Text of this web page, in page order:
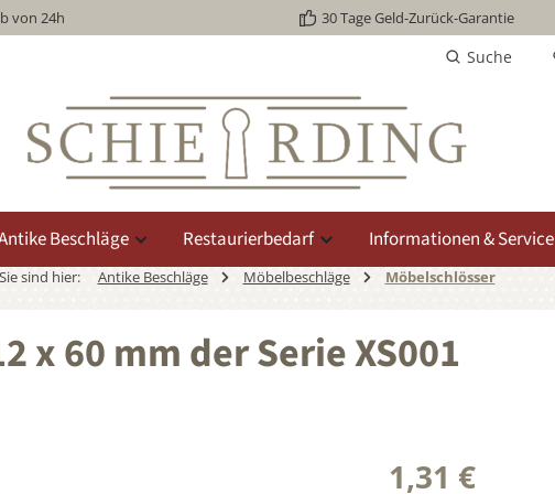
von 24h 30 Tage Geld-Zurück-Garantie
Suche
Beschläge Restaurierbedarf Informationen & Service
Sie sind hier: Antike Beschläge Möbelbeschläge Möbelschlösser
60 mm der Serie XS001
1,31 €